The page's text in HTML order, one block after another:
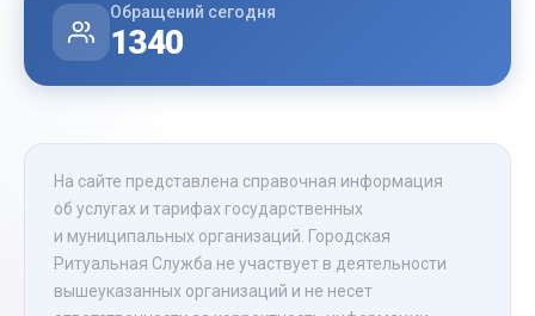
Обращений сегодня
1340
На сайте представлена справочная информация
об услугах и тарифах государственных
и муниципальных организаций. Городская
Ритуальная Служба не участвует в деятельности
вышеуказанных организаций и не несет